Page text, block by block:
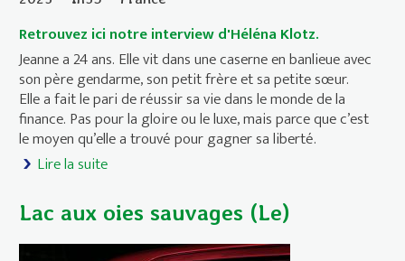
Retrouvez ici notre interview d'Héléna Klotz.
Jeanne a 24 ans. Elle vit dans une caserne en banlieue avec
son père gendarme, son petit frère et sa petite sœur.
Elle a fait le pari de réussir sa vie dans le monde de la
finance. Pas pour la gloire ou le luxe, mais parce que c’est
le moyen qu’elle a trouvé pour gagner sa liberté.
Lire la suite
Lac aux oies sauvages (Le)